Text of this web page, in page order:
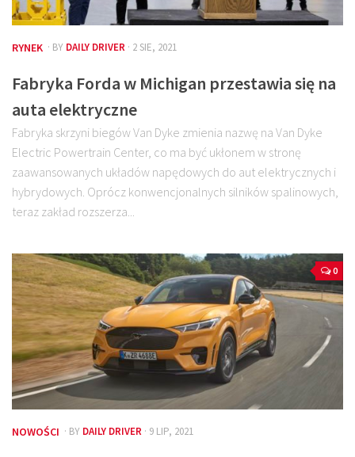
RYNEK · BY DAILY DRIVER · 2 SIE, 2021
Fabryka Forda w Michigan przestawia się na
auta elektryczne
Fabryka skrzyni biegów Van Dyke zmienia nazwę na Van Dyke
Electric Powertrain Center, co ma być ukłonem w stronę
zaawansowanych układów napędowych do aut elektrycznych i
hybrydowych. Oprócz konwencjonalnych silników spalinowych,
teraz zakład rozszerza...
0
NOWOŚCI · BY DAILY DRIVER · 9 LIP, 2021